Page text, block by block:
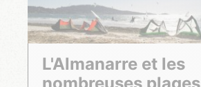
L'Almanarre et les